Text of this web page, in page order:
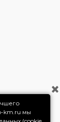
km.ru мы